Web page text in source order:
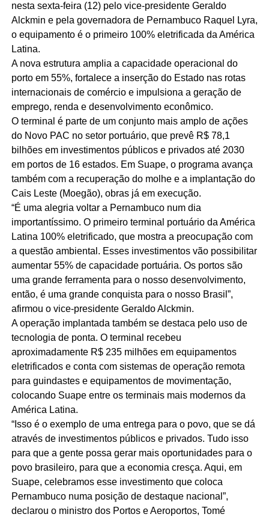
nesta sexta-feira (12) pelo vice-presidente Geraldo
Alckmin e pela governadora de Pernambuco Raquel Lyra,
o equipamento é o primeiro 100% eletrificada da América
Latina.
A nova estrutura amplia a capacidade operacional do
porto em 55%, fortalece a inserção do Estado nas rotas
internacionais de comércio e impulsiona a geração de
emprego, renda e desenvolvimento econômico.
O terminal é parte de um conjunto mais amplo de ações
do Novo PAC no setor portuário, que prevê R$ 78,1
bilhões em investimentos públicos e privados até 2030
em portos de 16 estados. Em Suape, o programa avança
também com a recuperação do molhe e a implantação do
Cais Leste (Moegão), obras já em execução.
“É uma alegria voltar a Pernambuco num dia
importantíssimo. O primeiro terminal portuário da América
Latina 100% eletrificado, que mostra a preocupação com
a questão ambiental. Esses investimentos vão possibilitar
aumentar 55% de capacidade portuária. Os portos são
uma grande ferramenta para o nosso desenvolvimento,
então, é uma grande conquista para o nosso Brasil”,
afirmou o vice-presidente Geraldo Alckmin.
A operação implantada também se destaca pelo uso de
tecnologia de ponta. O terminal recebeu
aproximadamente R$ 235 milhões em equipamentos
eletrificados e conta com sistemas de operação remota
para guindastes e equipamentos de movimentação,
colocando Suape entre os terminais mais modernos da
América Latina.
“Isso é o exemplo de uma entrega para o povo, que se dá
através de investimentos públicos e privados. Tudo isso
para que a gente possa gerar mais oportunidades para o
povo brasileiro, para que a economia cresça. Aqui, em
Suape, celebramos esse investimento que coloca
Pernambuco numa posição de destaque nacional”,
declarou o ministro dos Portos e Aeroportos, Tomé